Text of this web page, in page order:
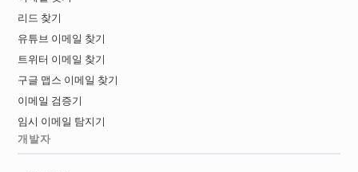
리드 찾기
유튜브 이메일 찾기
트위터 이메일 찾기
구글 맵스 이메일 찾기
이메일 검증기
임시 이메일 탐지기
개발자